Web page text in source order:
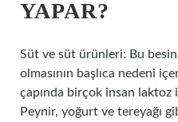
YAPAR?
Süt ve süt ürünleri: Bu
olmasının başlıca nedeni
çapında birçok insan laktoz
Peynir, yoğurt ve tereyağı